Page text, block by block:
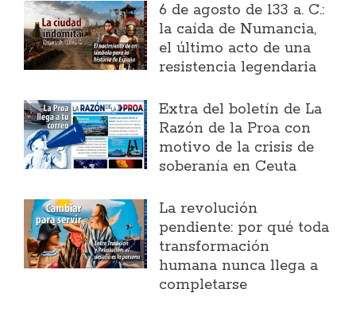
6 de agosto de 133 a. C.:
la caída de Numancia,
el último acto de una
resistencia legendaria
Extra del boletín de La
Razón de la Proa con
motivo de la crisis de
soberanía en Ceuta
La revolución
pendiente: por qué toda
transformación
humana nunca llega a
completarse